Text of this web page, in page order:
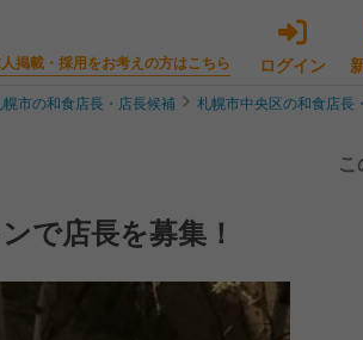
掲載・採用をお考えの方はこちら ログイン
幌市の和食店長・店長候補 札幌市中央区の和食店長
で店長を募集！